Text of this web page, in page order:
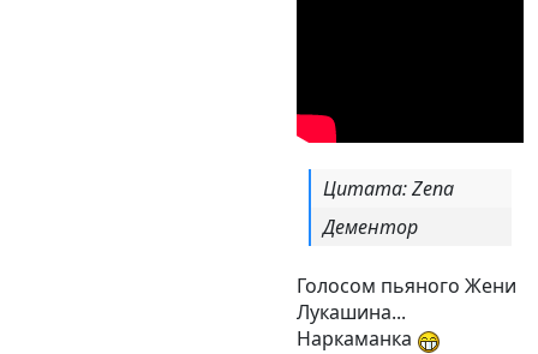
Цитата: Zena
Дементор
Голосом пьяного Жени
Лукашина...
Наркаманка